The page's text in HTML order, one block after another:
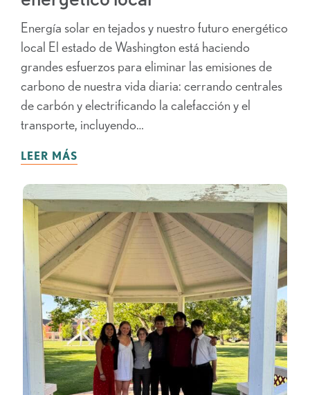
Energía solar en tejados y nuestro futuro energético
local El estado de Washington está haciendo
grandes esfuerzos para eliminar las emisiones de
carbono de nuestra vida diaria: cerrando centrales
de carbón y electrificando la calefacción y el
transporte, incluyendo…
LEER MÁS